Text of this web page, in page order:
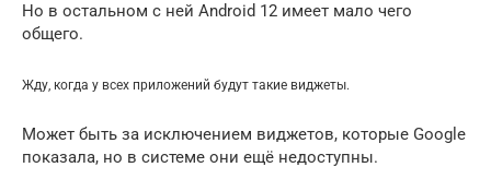
Но в остальном с ней Android 12 имеет мало чего
общего.
Жду, когда у всех приложений будут такие виджеты.
Может быть за исключением виджетов, которые Google
показала, но в системе они ещё недоступны.